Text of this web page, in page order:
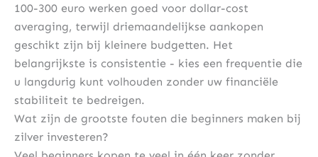
100-300 euro werken goed voor dollar-cost
averaging, terwijl driemaandelijkse aankopen
geschikt zijn bij kleinere budgetten. Het
belangrijkste is consistentie - kies een frequentie die
u langdurig kunt volhouden zonder uw financiële
stabiliteit te bedreigen.
Wat zijn de grootste fouten die beginners maken bij
zilver investeren?